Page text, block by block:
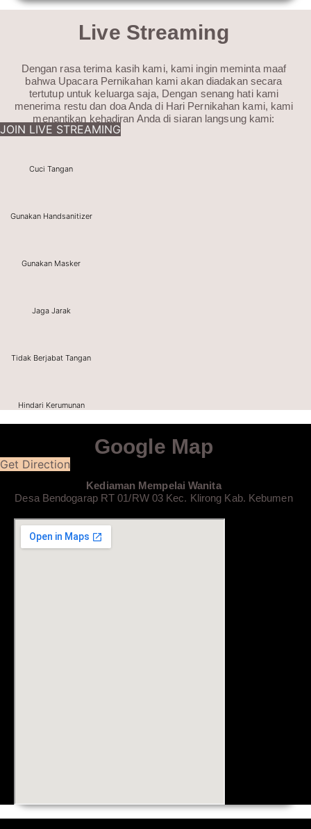
Live Streaming
Dengan rasa terima kasih kami, kami ingin meminta maaf
bahwa Upacara Pernikahan kami akan diadakan secara
tertutup untuk keluarga saja, Dengan senang hati kami
menerima restu dan doa Anda di Hari Pernikahan kami, kami
menantikan kehadiran Anda di siaran langsung kami:
JOIN LIVE STREAMING
Cuci Tangan
Gunakan Handsanitizer
Gunakan Masker
Jaga Jarak
Tidak Berjabat Tangan
Hindari Kerumunan
Google Map
Get Direction
Kediaman Mempelai Wanita
Desa Bendogarap RT 01/RW 03 Kec. Klirong Kab. Kebumen